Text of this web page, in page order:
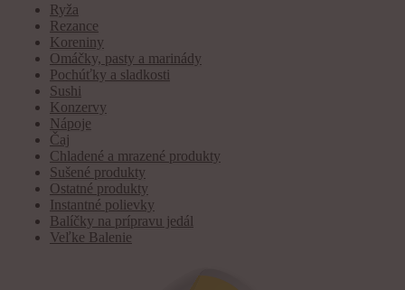
Ryža
Rezance
Koreniny
Omáčky, pasty a marinády
Pochúťky a sladkosti
Sushi
Konzervy
Nápoje
Čaj
Chladené a mrazené produkty
Sušené produkty
Ostatné produkty
Instantné polievky
Balíčky na prípravu jedál
Veľke Balenie